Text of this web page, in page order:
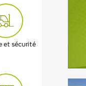
et sécurité